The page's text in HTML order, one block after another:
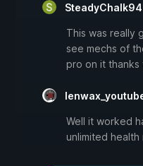
This was really
see mechs of
pro on it thanks
Well it worked
unlimited health